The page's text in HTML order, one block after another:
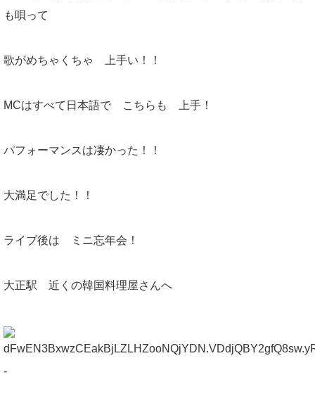
も唄って
歌がめちゃくちゃ 上手い！！
MCはすべて日本語で こちらも 上手！
パフォーマンスは凄かった！！
大満足でした！！
ライブ後は ミニ忘年会！
大正駅 近くの韓国料理屋さんへ